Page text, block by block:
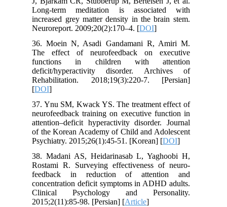
Long-term meditation is associated with
increased grey matter density in the brain stem.
Neuroreport. 2009;20(2):170–4. [DOI
36. Moein N, Asadi Gandamani R, Amiri M.
The effect of neurofeedback on executive
functions in children with attention
deficit/hyperactivity disorder. Archives of
Rehabilitation. 2018;19(3):220-7. [Persian]
[DOI
37. Ynu SM, Kwack YS. The treatment effect of
neurofeedback training on executive function in
attention–deficit hyperactivity disorder. Journal
of the Korean Academy of Child and Adolescent
Psychiatry. 2015;26(1):45-51. [Korean] [DOI
38. Madani AS, Heidarinasab L, Yaghoobi H,
Rostami R. Surveying effectiveness of neuro-
feedback in reduction of attention and
concentration deficit symptoms in ADHD adults.
Clinical Psychology and Personality.
2015;2(11):85-98. [Persian] [Article